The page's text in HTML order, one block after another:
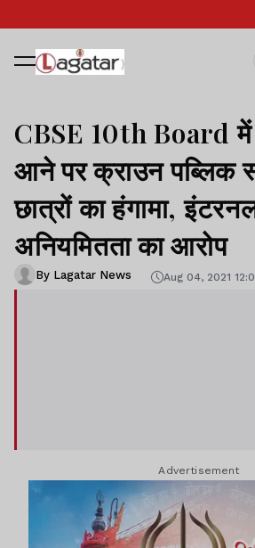
CBSE 10th Board में
आने पर क्राउन
छात्रों का हंगामा,
अनियमितता का आरोप
By Lagatar News Aug 04, 2021
Advertisement